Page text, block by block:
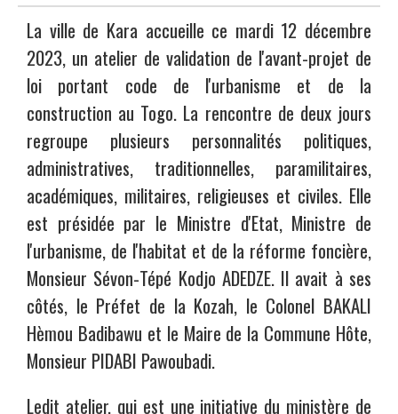
La ville de Kara accueille ce mardi 12 décembre
2023, un atelier de validation de l'avant-projet de
loi portant code de l'urbanisme et de la
construction au Togo. La rencontre de deux jours
regroupe plusieurs personnalités politiques,
administratives, traditionnelles, paramilitaires,
académiques, militaires, religieuses et civiles. Elle
est présidée par le Ministre d'Etat, Ministre de
l'urbanisme, de l'habitat et de la réforme foncière,
Monsieur Sévon-Tépé Kodjo ADEDZE. Il avait à ses
côtés, le Préfet de la Kozah, le Colonel BAKALI
Hèmou Badibawu et le Maire de la Commune Hôte,
Monsieur PIDABI Pawoubadi.
Ledit atelier, qui est une initiative du ministère de